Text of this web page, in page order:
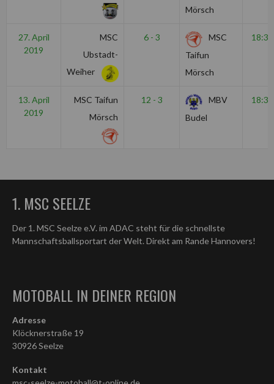
Mörsch
27. April
2019
MSC
Ubstadt-
Weiher
6 - 3
MSC
Taifun
Mörsch
18:30
13. April
2019
MSC Taifun
Mörsch
12 - 3
MBV
Budel
18:30
1. MSC SEELZE
Der 1. MSC Seelze e.V. im ADAC steht für die schnellste
Mannschaftsballsportart der Welt. Direkt am Rande Hannovers!
MOTOBALL IN DEINER REGION
Adresse
Klöcknerstraße 19
30926 Seelze
Kontakt